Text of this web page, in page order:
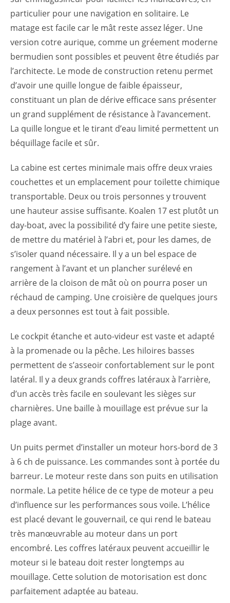
particulier pour une navigation en solitaire. Le
matage est facile car le mât reste assez léger. Une
version cotre aurique, comme un gréement moderne
bermudien sont possibles et peuvent être étudiés par
l’architecte. Le mode de construction retenu permet
d’avoir une quille longue de faible épaisseur,
constituant un plan de dérive efficace sans présenter
un grand supplément de résistance à l’avancement.
La quille longue et le tirant d’eau limité permettent un
béquillage facile et sûr.
La cabine est certes minimale mais offre deux vraies
couchettes et un emplacement pour toilette chimique
transportable. Deux ou trois personnes y trouvent
une hauteur assise suffisante. Koalen 17 est plutôt un
day-boat, avec la possibilité d’y faire une petite sieste,
de mettre du matériel à l’abri et, pour les dames, de
s’isoler quand nécessaire. Il y a un bel espace de
rangement à l’avant et un plancher surélevé en
arrière de la cloison de mât où on pourra poser un
réchaud de camping. Une croisière de quelques jours
a deux personnes est tout à fait possible.
Le cockpit étanche et auto-videur est vaste et adapté
à la promenade ou la pêche. Les hiloires basses
permettent de s’asseoir confortablement sur le pont
latéral. Il y a deux grands coffres latéraux à l’arrière,
d’un accès très facile en soulevant les sièges sur
charnières. Une baille à mouillage est prévue sur la
plage avant.
Un puits permet d’installer un moteur hors-bord de 3
à 6 ch de puissance. Les commandes sont à portée du
barreur. Le moteur reste dans son puits en utilisation
normale. La petite hélice de ce type de moteur a peu
d’influence sur les performances sous voile. L’hélice
est placé devant le gouvernail, ce qui rend le bateau
très manœuvrable au moteur dans un port
encombré. Les coffres latéraux peuvent accueillir le
moteur si le bateau doit rester longtemps au
mouillage. Cette solution de motorisation est donc
parfaitement adaptée au bateau.